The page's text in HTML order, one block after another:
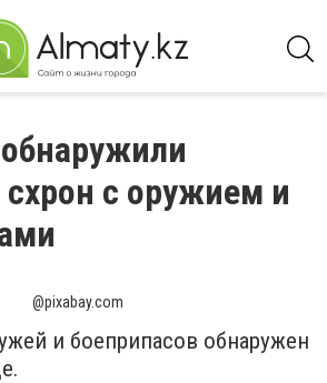
с оружием и
@pixabay.com
и боеприпасов обнаружен